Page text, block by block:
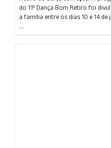
do 11º Dança Bom Retiro foi
a família entre os dias 10 e 14 de
...